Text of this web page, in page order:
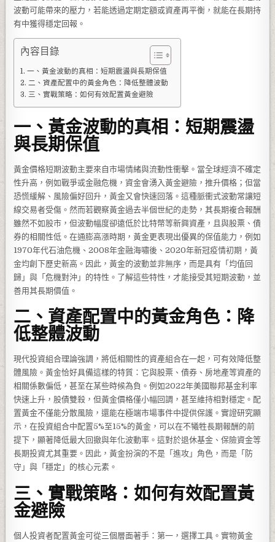
波動可能帶來的壓力，若能透過定期定額或資產再平衡，就能在長期持
有中獲得穩定回報。
內容目錄
一、黃金波動的真相：短期震盪與長期保值
二、資產配置中的黃金角色：降低整體波動
三、實戰策略：如何有效配置黃金避險
一、黃金波動的真相：短期震盪
與長期保值
黃金價格短期波動主要來自市場情緒與流動性衝擊。當全球經濟不確定
性升高，例如戰爭或金融危機，資金會湧入黃金避險，推升價格；但當
恐慌緩解、風險偏好回升，黃金又會快速回落。這種脈衝式波動常讓短
線交易者受傷。然而若觀察黃金過去半個世紀的走勢，其長期複合報酬
雖然不如股市，但波動幅度卻遠低於比特幣等新興資產，且與股票、債
券的相關性低。在通膨高漲時期，黃金更表現出優異的保值能力，例如
1970年代石油危機、2008年金融海嘯後、2020年新冠疫情初期，黃
金均創下歷史新高。因此，黃金的波動並非無序，而是具有「均值回
歸」與「危機對沖」的特性。了解這些特性，才能接受其短期波動，並
善用其長期價值。
二、資產配置中的黃金角色：降
低整體波動
現代投資組合理論強調，將低相關性的資產組合在一起，可有效降低整
體風險。黃金恰好具備這樣的特質：它與股票、債券、房地產等資產的
相關係數偏低，甚至在某些時候為負。例如2022年美國聯邦基金利率
快速上升，股債雙殺，但黃金價格僅小幅回調，甚至維持相對穩定。配
置黃金不僅能分散風險，還能在極端市場事件中提供保護。實證研究顯
示，在投資組合中配置5%至15%的黃金，可以在不犧牲長期報酬的前
提下，顯著降低最大回撤與年化波動率。這對於退休基金、保險資金等
長期投資尤其重要。因此，黃金扮演的不是「進攻」角色，而是「防
守」與「穩定」的核心元素。
三、實戰策略：如何有效配置黃
金避險
個人投資者配置黃金可從三個層面著手：第一，選擇工具。實物黃金